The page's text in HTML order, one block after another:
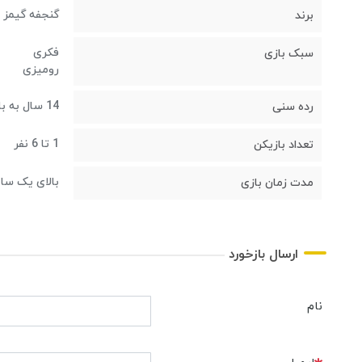
برند گنجفه گیمز
سبک بازی
فکری
رومیزی
رده سنی 14 سال به بالا
تعداد بازیکن 1 تا 6 نفر
مدت زمان بازی بالای یک
ارسال بازخورد
نام